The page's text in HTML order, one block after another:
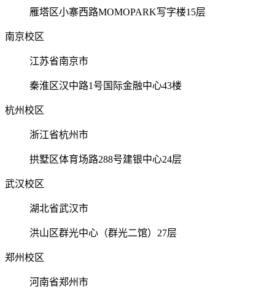
雁塔区小寨西路MOMOPARK写字楼15层
南京校区
江苏省南京市
秦淮区汉中路1号国际金融中心43楼
杭州校区
浙江省杭州市
拱墅区体育场路288号建银中心24层
武汉校区
湖北省武汉市
洪山区群光中心（群光二馆）27层
郑州校区
河南省郑州市